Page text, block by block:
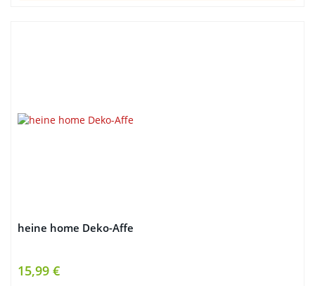
heine home Deko-Affe
15,99 €